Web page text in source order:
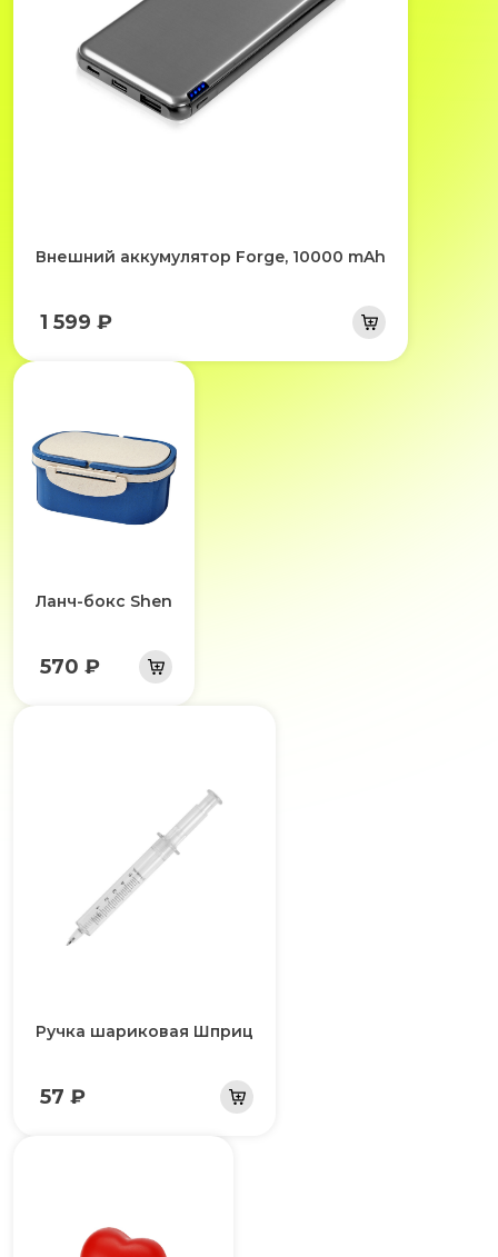
Внешний аккумулятор Forge, 10000 mAh
1 599 ₽
Ланч-бокс Shen
570 ₽
Ручка шариковая Шприц
57 ₽